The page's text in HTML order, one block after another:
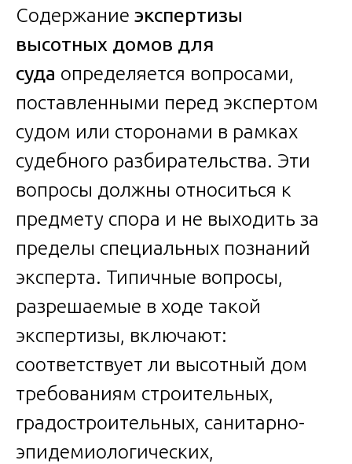
Содержание экспертизы
высотных домов для
суда определяется вопросами,
поставленными перед экспертом
судом или сторонами в рамках
судебного разбирательства. Эти
вопросы должны относиться к
предмету спора и не выходить за
пределы специальных познаний
эксперта. Типичные вопросы,
разрешаемые в ходе такой
экспертизы, включают:
соответствует ли высотный дом
требованиям строительных,
градостроительных, санитарно-
эпидемиологических,